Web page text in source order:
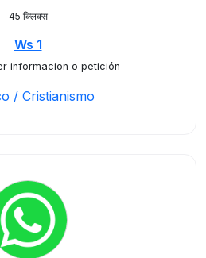
45 क्लिक्स
Ws 1
informacion o petición
/ Cristianismo